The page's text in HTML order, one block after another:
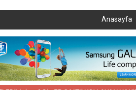
Anasayfa